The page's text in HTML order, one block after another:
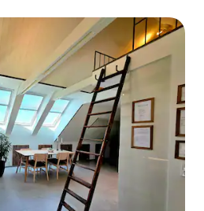
u hostů